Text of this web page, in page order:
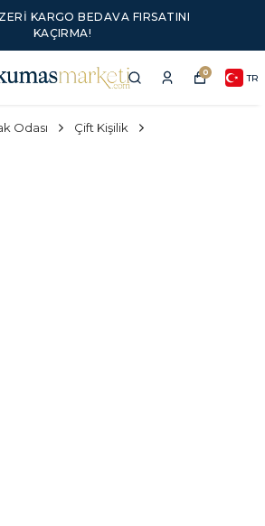
KARGO BEDAVA FIRSATINI
KAÇIRMA!
0 TR
Odası
Çift Kişilik